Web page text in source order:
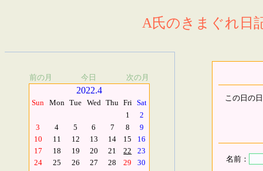
A氏のきまぐれ日
前の月 今日 次の月
2022.4
Sun Mon Tue Wed Thu Fri Sat
1
2
3
4 5 6 7 8
9
10
11 12 13 14 15
16
17
18 19 20 21 22
23
24
25 26 27 28 29 30
この日の
名前：